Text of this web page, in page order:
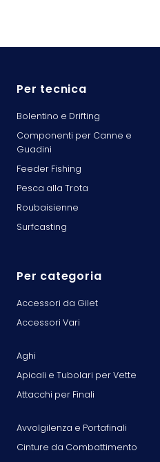
Per tecnica
Bolentino e Drifting
Componenti per Canne e
Guadini
Feeder Fishing
Pesca alla Trota
Roubaisienne
Surfcasting
Per categoria
Accessori da Gilet
Accessori Vari
Aghi
Apicali e Tubolari per Vette
Attacchi per Finali
Avvolgilenza e Portafinali
Cinture da Combattimento